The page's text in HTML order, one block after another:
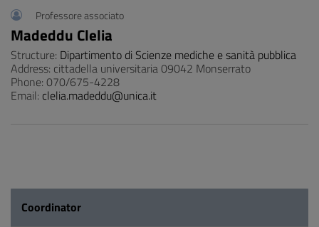
FooterProfessore associato
Madeddu Clelia
Structure: Dipartimento di Scienze mediche e sanità pubblica
Address: cittadella universitaria 09042 Monserrato
Phone: 070/675-4228
Email: clelia.madeddu@unica.it
Coordinator